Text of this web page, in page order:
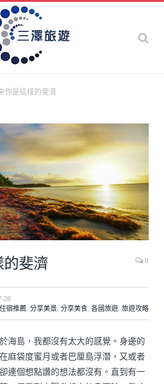
你是這樣的斐濟
斐濟 0
28
住宿推薦, 分享美景, 分享美食, 各國旅遊, 旅遊攻略
海島，我都沒有太大的感覺。身邊的
麻袋度蜜月或者巴厘島浮潛，又或者
連個想點讚的想法都沒有。直到有一